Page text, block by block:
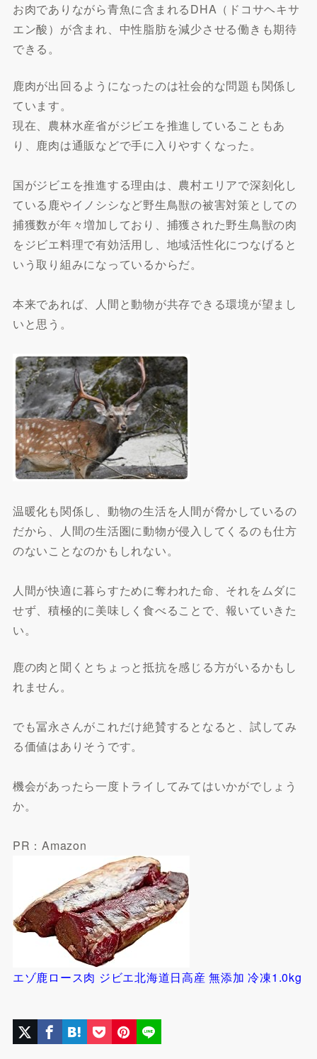
お肉でありながら青魚に含まれるDHA（ドコサヘキサ
エン酸）が含まれ、中性脂肪を減少させる働きも期待
できる。
鹿肉が出回るようになったのは社会的な問題も関係し
ています。
現在、農林水産省がジビエを推進していることもあ
り、鹿肉は通販などで手に入りやすくなった。
国がジビエを推進する理由は、農村エリアで深刻化し
ている鹿やイノシシなど野生鳥獣の被害対策としての
捕獲数が年々増加しており、捕獲された野生鳥獣の肉
をジビエ料理で有効活用し、地域活性化につなげると
いう取り組みになっているからだ。
本来であれば、人間と動物が共存できる環境が望まし
いと思う。
温暖化も関係し、動物の生活を人間が脅かしているの
だから、人間の生活圏に動物が侵入してくるのも仕方
のないことなのかもしれない。
人間が快適に暮らすために奪われた命、それをムダに
せず、積極的に美味しく食べることで、報いていきた
い。
鹿の肉と聞くとちょっと抵抗を感じる方がいるかもし
れません。
でも冨永さんがこれだけ絶賛するとなると、試してみ
る価値はありそうです。
機会があったら一度トライしてみてはいかがでしょう
か。
PR：Amazon
エゾ鹿ロース肉 ジビエ北海道日高産 無添加 冷凍1.0kg